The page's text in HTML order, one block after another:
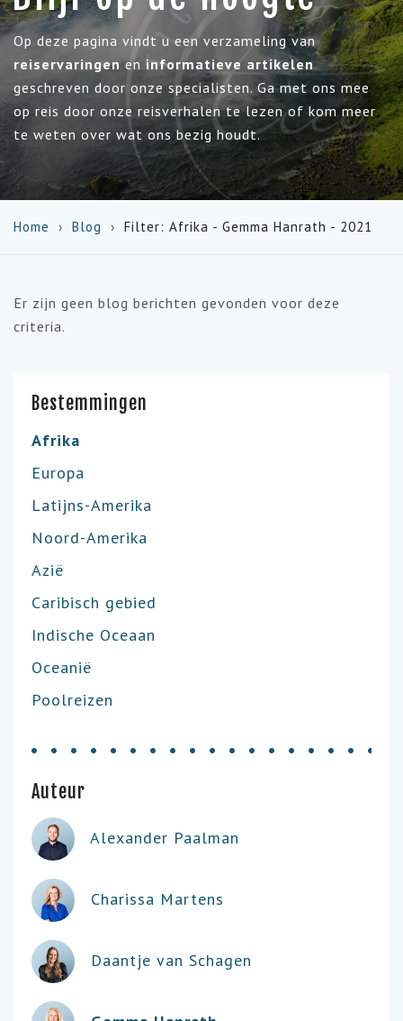
Op deze pagina vindt u een verzameling van
reiservaringenen informatieve artikelen
geschreven door onze specialisten. Ga met ons mee
op reis door onze reisverhalen te lezen of kom meer
te weten over wat ons bezig houdt.
Home Blog Filter: Afrika - Gemma Hanrath - 2021
Er zijn geen blog berichten gevonden voor deze
criteria.
Bestemmingen
Afrika
Europa
Latijns-Amerika
Noord-Amerika
Azië
Caribisch gebied
Indische Oceaan
Oceanië
Poolreizen
Auteur
Alexander Paalman
Charissa Martens
Daantje van Schagen